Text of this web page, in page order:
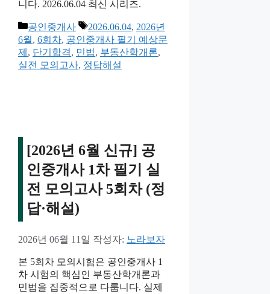
니다. 2026.06.04 최신 시리즈.
카
테
고
리
공인중개사
태
그
2026.06.04, 2026년
6월, 6회차, 공인중개사 필기 예상문
제 , 단기합격, 민법, 부동산학개론,
실전 모의고사, 정답해설
[2026년 6월 신규] 공
인중개사 1차 필기 실
전 모의고사 5회차 (정
답·해설)
2026년 06월 11일 작성자: 노라보자
본 5회차 모의시험은 공인중개사 1
차 시험의 핵심인 부동산학개론과
민법을 집중적으로 다룹니다. 실제